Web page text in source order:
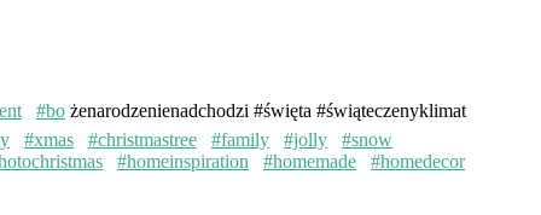
#bo żenarodzenienadchodzi #święta #świąteczenyklimat
#xmas #christmastree #family #jolly
#snow
#homeinspiration #homemade
#homedecor